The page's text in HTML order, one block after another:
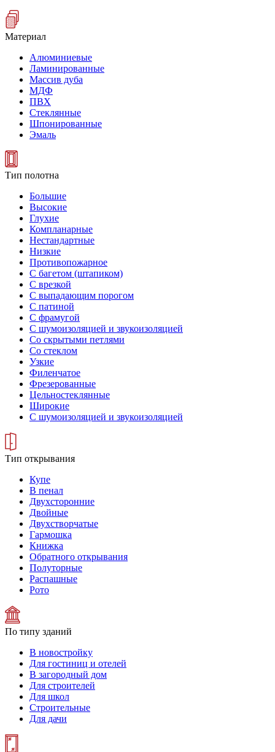
Материал
Алюминиевые
Ламинированные
Массив дуба
МДФ
ПВХ
Стеклянные
Шпонированные
Эмаль
Тип полотна
Большие
Высокие
Глухие
Компланарные
Нестандартные
Низкие
Противопожарное
С багетом (штапиком)
С врезкой
С выпадающим порогом
С патиной
С фрамугой
С шумоизоляцией и звукоизоляцией
Со скрытыми петлями
Со стеклом
Узкие
Филенчатое
Фрезерованные
Цельностеклянные
Широкие
С шумоизоляцией и звукоизоляцией
Тип открывания
Купе
В пенал
Двухсторонние
Двойные
Двухстворчатые
Гармошка
Книжка
Обратного открывания
Полуторные
Распашные
Рото
По типу зданий
В новостройку
Для гостиниц и отелей
В загородный дом
Для строителей
Для школ
Строительные
Для дачи